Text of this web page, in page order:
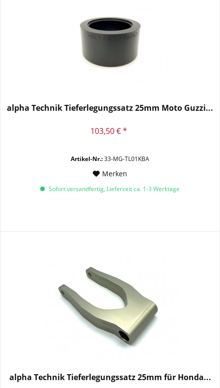
alpha Technik Tieferlegungssatz 25mm Moto Guzzi...
103,50 € *
Artikel-Nr.:33-MG-TL01KBA
Merken
Sofort versandfertig, Lieferzeit ca. 1-3 Werktage
alpha Technik Tieferlegungssatz 25mm für Honda...